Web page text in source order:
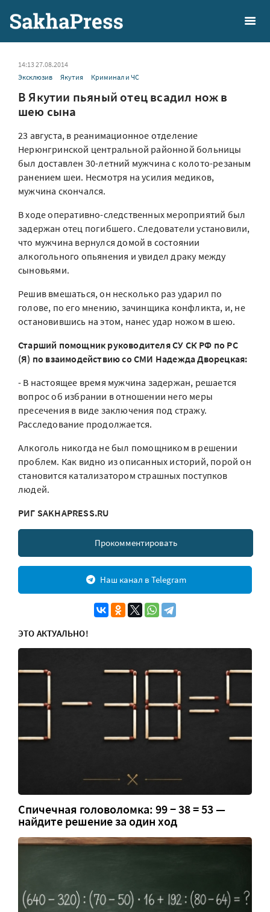
14:13 27.08.2014
Эксклюзив
Якутия Криминал и ЧС
В Якутии пьяный отец всадил нож в
шею сына
23 августа, в реанимационное отделение
Нерюнгринской центральной районной больницы
был доставлен 30-летний мужчина с колото-резаным
ранением шеи. Несмотря на усилия медиков,
мужчина скончался.
В ходе оперативно-следственных мероприятий был
задержан отец погибшего. Следователи установили,
что мужчина вернулся домой в состоянии
алкогольного опьянения и увидел драку между
сыновьями.
Решив вмешаться, он несколько раз ударил по
голове, по его мнению, зачинщика конфликта, и, не
остановившись на этом, нанес удар ножом в шею.
Старший помощник руководителя СУ СК РФ по РС
(Я) по взаимодействию со СМИ Надежда Дворецкая:
- В настоящее время мужчина задержан, решается
вопрос об избрании в отношении него меры
пресечения в виде заключения под стражу.
Расследование продолжается.
Алкоголь никогда не был помощником в решении
проблем. Как видно из описанных историй, порой он
становится катализатором страшных поступков
людей.
РИГ SAKHAPRESS.RU
Прокомментировать
Наш канал в Telegram
ЭТО АКТУАЛЬНО!
Спичечная головоломка: 99 − 38 = 53 —
найдите решение за один ход